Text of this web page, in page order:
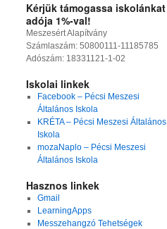
Kérjük támogassa iskolánkat
adója 1%-val!
Meszesért Alapítvány
Számlaszám: 50800111-11185785
Adószám: 18331121-1-02
Iskolai linkek
Facebook – Pécsi Meszesi
Általános Iskola
KRÉTA – Pécsi Meszesi Általános
Iskola
mozaNaplo – Pécsi Meszesi
Általános Iskola
Hasznos linkek
Gmail
LearningApps
Messzehangzó Tehetségek